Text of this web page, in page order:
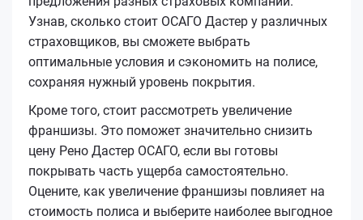
Узнав, сколько стоит ОСАГО Дастер у различных
страховщиков, вы сможете выбрать
оптимальные условия и сэкономить на полисе,
сохраняя нужный уровень покрытия.
Кроме того, стоит рассмотреть увеличение
франшизы. Это поможет значительно снизить
цену Рено Дастер ОСАГО, если вы готовы
покрывать часть ущерба самостоятельно.
Оцените, как увеличение франшизы повлияет на
стоимость полиса и выберите наиболее выгодное